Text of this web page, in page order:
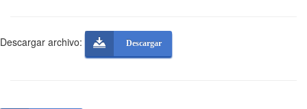
Descargar archivo: Descargar